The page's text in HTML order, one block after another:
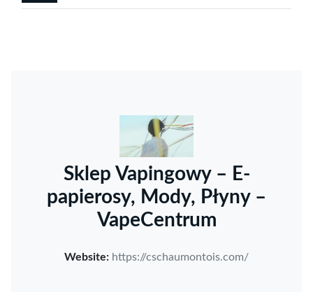
Sklep Vapingowy – E-
papierosy, Mody, Płyny –
VapeCentrum
Website: https://cschaumontois.com/